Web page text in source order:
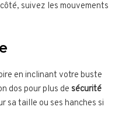
suivez les mouvements
en inclinant votre buste
dos pour plus de sécurité
sa taille ou ses hanches si